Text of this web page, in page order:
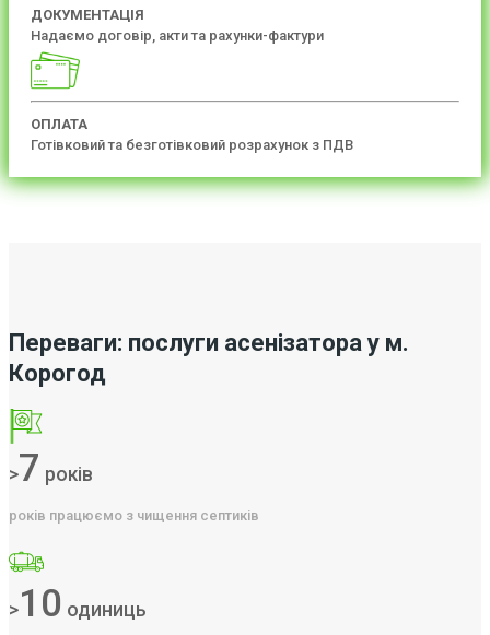
ДОКУМЕНТАЦІЯ
Надаємо договір, акти та рахунки-фактури
ОПЛАТА
Готівковий та безготівковий розрахунок з ПДВ
Переваги: послуги асенізатора у м.
Корогод
>7 років
років працюємо з чищення септиків
>10 одиниць